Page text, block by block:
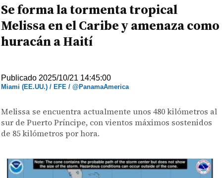
Se forma la tormenta tropical
Melissa en el Caribe y amenaza como
huracán a Haití
Publicado 2025/10/21 14:45:00
Miami (EE.UU.) / EFE / @PanamaAmerica
Melissa se encuentra actualmente unos 480 kilómetros al
sur de Puerto Príncipe, con vientos máximos sostenidos
de 85 kilómetros por hora.